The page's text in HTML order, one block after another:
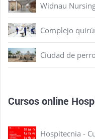
Widnau
Complejo
Ciudad de
Cursos online
Hospitecnia -